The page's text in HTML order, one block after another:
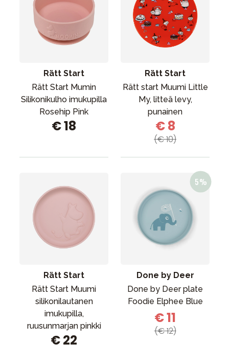
Rätt Start
Rätt Start Mumin
Silikonikulho imukupilla
Rosehip Pink
€ 18
Rätt Start
Rätt start Muumi Little
My, litteä levy,
punainen
€ 8
(€ 10)
Rätt Start
Rätt Start Muumi
silikonilautanen
imukupilla,
ruusunmarjan pinkki
€ 22
Done by Deer
Done by Deer plate
Foodie Elphee Blue
€ 11
(€ 12)